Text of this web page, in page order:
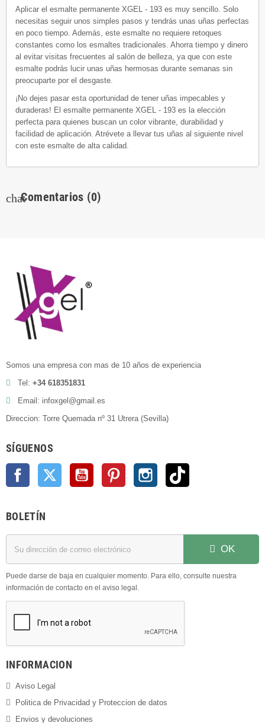
Aplicar el esmalte permanente XGEL - 193 es muy sencillo. Solo
necesitas seguir unos simples pasos y tendrás unas uñas perfectas
en poco tiempo. Además, este esmalte no requiere retoques
constantes como los esmaltes tradicionales. Ahorra tiempo y dinero
al evitar visitas frecuentes al salón de belleza, ya que con este
esmalte podrás lucir unas uñas hermosas durante semanas sin
preocuparte por el desgaste.
¡No dejes pasar esta oportunidad de tener uñas impecables y
duraderas! El esmalte permanente XGEL - 193 es la elección
perfecta para quienes buscan un color vibrante, durabilidad y
facilidad de aplicación. Atrévete a llevar tus uñas al siguiente nivel
con este esmalte de alta calidad.
chatComentarios (0)
Somos una empresa con mas de 10 años de experiencia
Tel: +34 618351831
Email: infoxgel@gmail.es
Direccion: Torre Quemada nº 31 Utrera (Sevilla)
SÍGUENOS
Facebook Twitter YouTube Pinterest Instagram
BOLETÍN
OK
Puede darse de baja en cualquier momento. Para ello, consulte nuestra
información de contacto en el aviso legal.
INFORMACION
Aviso Legal
Politica de Privacidad y Proteccion de datos
Envios y devoluciones